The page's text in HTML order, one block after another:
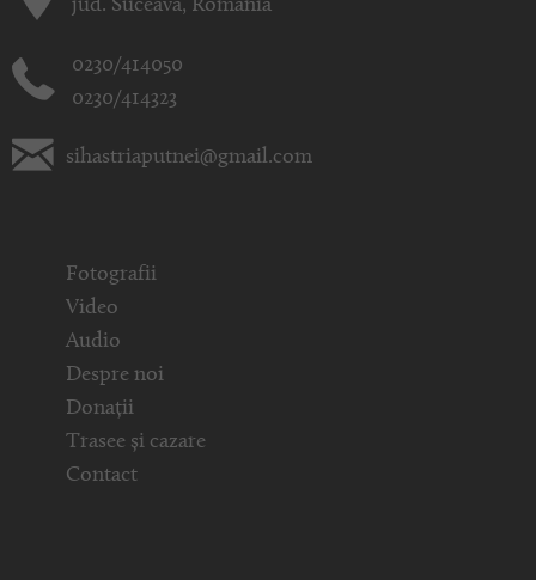
jud. Suceava, România
0230/414050
0230/414323
sihastriaputnei@gmail.com
Fotografii
Video
Audio
Despre noi
Donații
Trasee și cazare
Contact